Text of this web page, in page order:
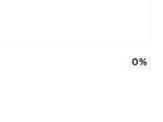
0%